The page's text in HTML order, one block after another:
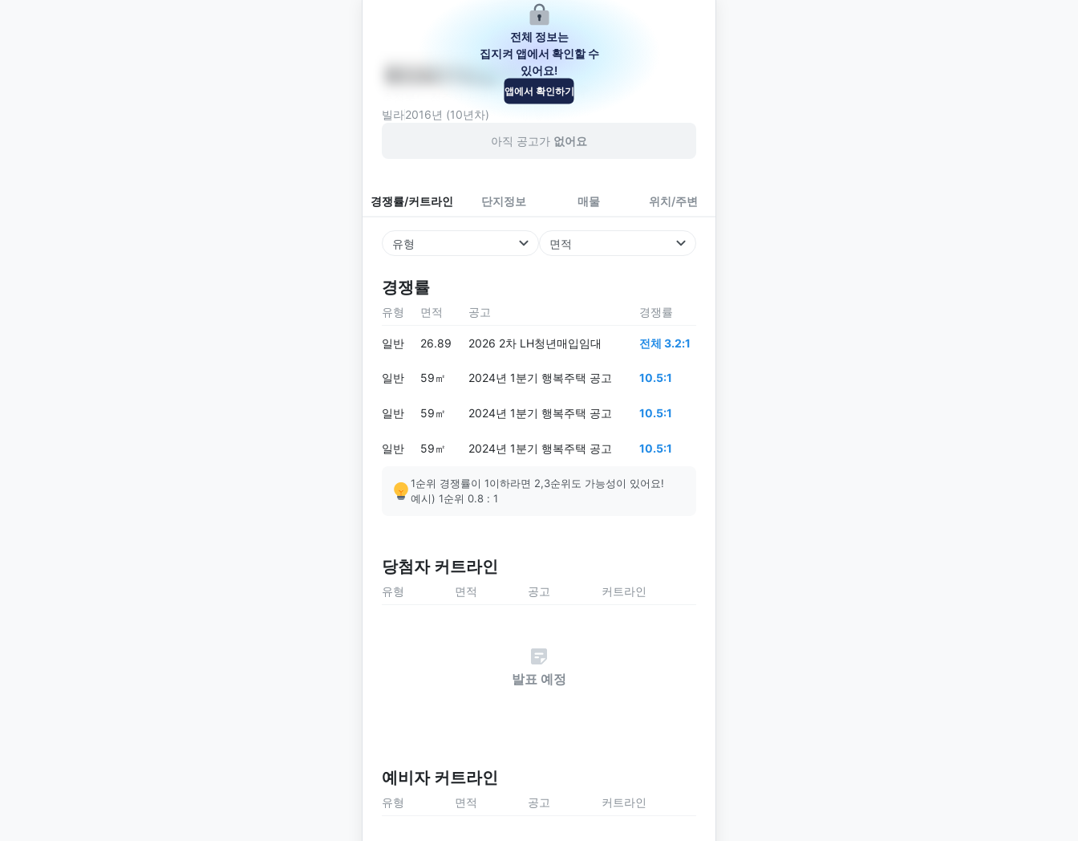
복대로17번길 11
충청북도 청주시 서원구 복대로17번길 11
빌라2016년 (10년차)
아직 공고가 없어요
경쟁률/커트라인 단지정보 매물 위치/주변
유형 면적
경쟁률
전체 정보는
집지켜 앱에서 확인할 수
있어요!
앱에서 확인하기
유형 면적 공고 경쟁률
일반 26.89 2026 2차 LH청년매입임대 전체 3.2:1
일반 59㎡ 2024년 1분기 행복주택 공고 10.5:1
일반 59㎡ 2024년 1분기 행복주택 공고 10.5:1
일반 59㎡ 2024년 1분기 행복주택 공고 10.5:1
1순위 경쟁률이 1이하라면 2,3순위도 가능성이 있어요!
예시) 1순위 0.8 : 1
당첨자 커트라인
유형 면적 공고 커트라인
발표 예정
예비자 커트라인
유형 면적 공고 커트라인